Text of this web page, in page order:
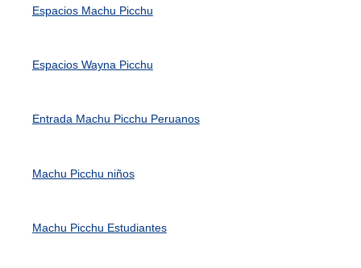
Espacios Machu Picchu
Espacios Wayna Picchu
Entrada Machu Picchu Peruanos
Machu Picchu niños
Machu Picchu Estudiantes